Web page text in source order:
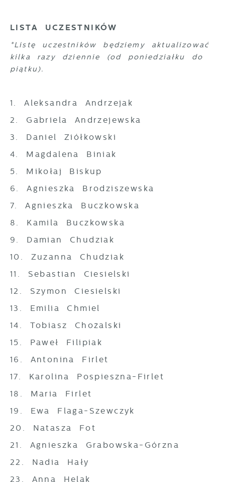
LISTA UCZESTNIKÓW
*Listę uczestników będziemy aktualizować
kilka razy dziennie (od poniedziałku do
piątku).
1. Aleksandra Andrzejak
2. Gabriela Andrzejewska
3. Daniel Ziółkowski
4. Magdalena Biniak
5. Mikołaj Biskup
6. Agnieszka Brodziszewska
7. Agnieszka Buczkowska
8. Kamila Buczkowska
9. Damian Chudziak
10. Zuzanna Chudziak
11. Sebastian Ciesielski
12. Szymon Ciesielski
13. Emilia Chmiel
14. Tobiasz Chożalski
15. Paweł Filipiak
16. Antonina Firlet
17. Karolina Pospieszna-Firlet
18. Maria Firlet
19. Ewa Flaga-Szewczyk
20. Natasza Fot
21. Agnieszka Grabowska-Górzna
22. Nadia Hały
23. Anna Helak